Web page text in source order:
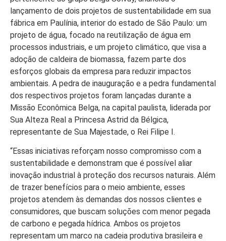
lançamento de dois projetos de sustentabilidade em sua
fábrica em Paulínia, interior do estado de São Paulo: um
projeto de água, focado na reutilização de água em
processos industriais, e um projeto climático, que visa a
adoção de caldeira de biomassa, fazem parte dos
esforços globais da empresa para reduzir impactos
ambientais. A pedra de inauguração e a pedra fundamental
dos respectivos projetos foram lançadas durante a
Missão Econômica Belga, na capital paulista, liderada por
Sua Alteza Real a Princesa Astrid da Bélgica,
representante de Sua Majestade, o Rei Filipe I.
“Essas iniciativas reforçam nosso compromisso com a
sustentabilidade e demonstram que é possível aliar
inovação industrial à proteção dos recursos naturais. Além
de trazer benefícios para o meio ambiente, esses
projetos atendem às demandas dos nossos clientes e
consumidores, que buscam soluções com menor pegada
de carbono e pegada hídrica. Ambos os projetos
representam um marco na cadeia produtiva brasileira e